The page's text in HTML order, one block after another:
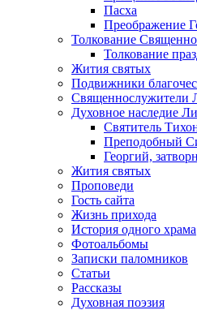
Пасха
Преображение
Толкование
Толкование
Жития святых
Подвижники
Священнослужители
Духовное наследие
Святитель
Преподобный
Георгий,
Жития святых
Проповеди
Гость сайта
Жизнь прихода
История одного храма
Фотоальбомы
Записки паломников
Статьи
Рассказы
Духовная поэзия